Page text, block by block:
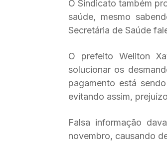
O Sindicato também
saúde, mesmo
Secretária de Saúde
O prefeito Weliton
solucionar os
pagamento está
evitando assim,
Falsa informação
novembro, causando